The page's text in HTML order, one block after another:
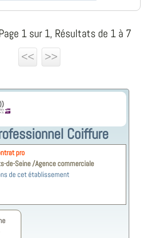
1 sur 1, Résultats de 1 à 7
<<
>>
Coiffure
pro
de-Seine /Agence commerciale
de cet établissement